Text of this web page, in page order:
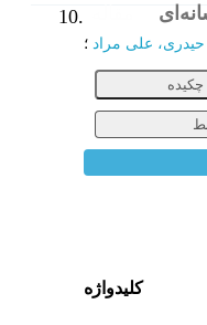
10.
حیدری، علی مراد ؛
چکیده
کلیدواژه